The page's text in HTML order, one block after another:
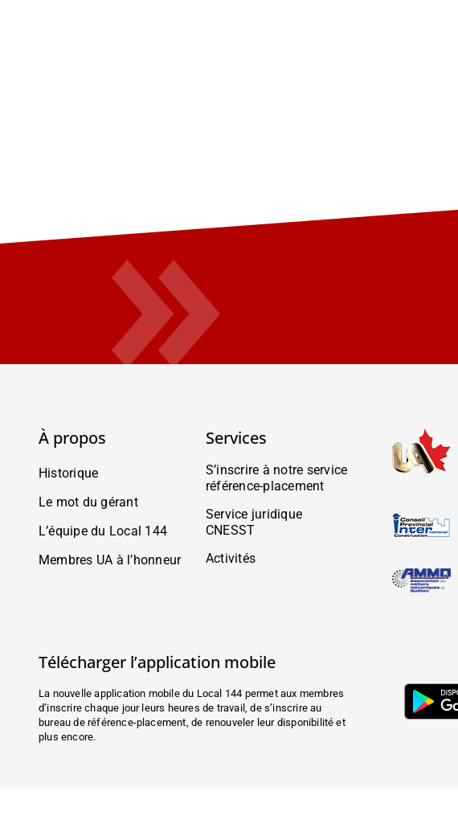
À propos
Historique
Le mot du gérant
L’équipe du Local 144
Membres UA à l’honneur
Services
S’inscrire à notre service
référence-placement
Service juridique
CNESST
Activités
Télécharger l’application mobile
La nouvelle application mobile du Local 144 permet aux membres
d’inscrire chaque jour leurs heures de travail, de s’inscrire au
bureau de référence-placement, de renouveler leur disponibilité et
plus encore.